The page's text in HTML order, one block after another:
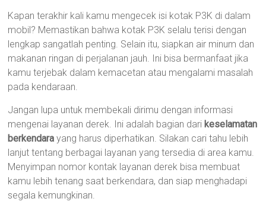
Kapan terakhir kali kamu mengecek isi kotak P3K di dalam
mobil? Memastikan bahwa kotak P3K selalu terisi dengan
lengkap sangatlah penting. Selain itu, siapkan air minum dan
makanan ringan di perjalanan jauh. Ini bisa bermanfaat jika
kamu terjebak dalam kemacetan atau mengalami masalah
pada kendaraan.
Jangan lupa untuk membekali dirimu dengan informasi
mengenai layanan derek. Ini adalah bagian dari keselamatan
berkendara yang harus diperhatikan. Silakan cari tahu lebih
lanjut tentang berbagai layanan yang tersedia di area kamu.
Menyimpan nomor kontak layanan derek bisa membuat
kamu lebih tenang saat berkendara, dan siap menghadapi
segala kemungkinan.